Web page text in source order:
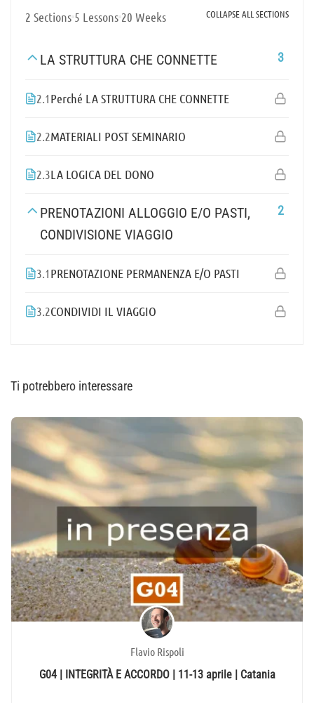
2 Sections 5 Lessons 20 Weeks COLLAPSE ALL SECTIONS
LA STRUTTURA CHE CONNETTE 3
2.1Perché LA STRUTTURA CHE CONNETTE
2.2MATERIALI POST SEMINARIO
2.3LA LOGICA DEL DONO
PRENOTAZIONI ALLOGGIO E/O PASTI,
CONDIVISIONE VIAGGIO
2
3.1PRENOTAZIONE PERMANENZA E/O PASTI
3.2CONDIVIDI IL VIAGGIO
Ti potrebbero interessare
Flavio Rispoli
G04 | INTEGRITÀ E ACCORDO | 11-13 aprile | Catania